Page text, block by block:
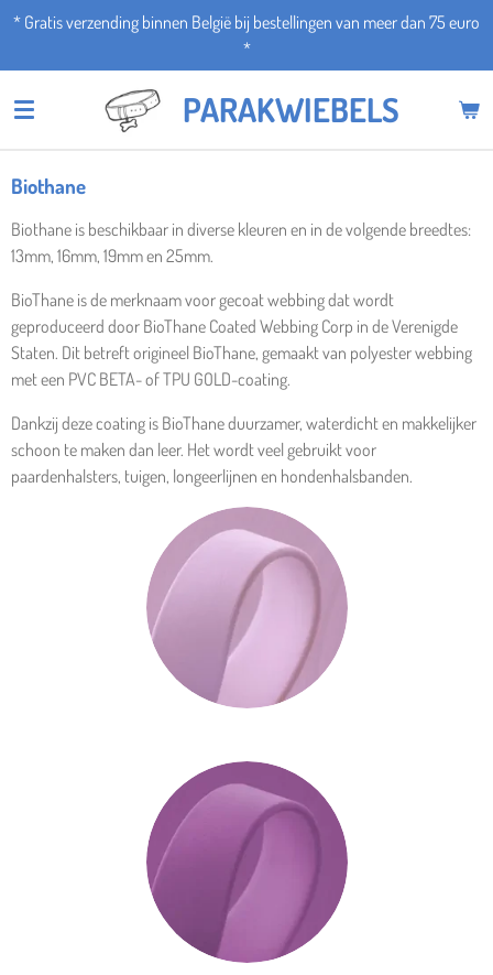
Ga
naar
de
PARAKWIEBELS
* Gratis verzending binnen België bij bestellingen van meer dan 75 euro
*
Biothane
Biothane is beschikbaar in diverse kleuren en in de volgende breedtes:
13mm, 16mm, 19mm en 25mm.
BioThane is de merknaam voor gecoat webbing dat wordt
geproduceerd door BioThane Coated Webbing Corp in de Verenigde
Staten. Dit betreft origineel BioThane, gemaakt van polyester webbing
met een PVC BETA- of TPU GOLD-coating.
Dankzij deze coating is BioThane duurzamer, waterdicht en makkelijker
schoon te maken dan leer. Het wordt veel gebruikt voor
paardenhalsters, tuigen, longeerlijnen en hondenhalsbanden.